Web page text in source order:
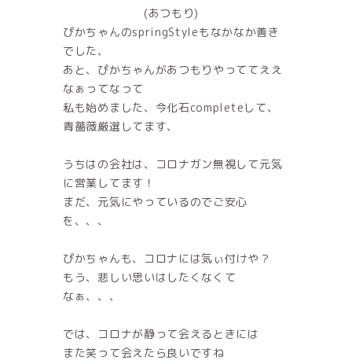
(あつもり)
ぴかちゃんのspringStyleもなかなか善き
でした、
あと、ぴかちゃんがあつもりやっててええ
なぁってなって
私も始めました、今化石completeして、
青薔薇厳選してます、
うちはの会社は、コロナガン無視して元気
に営業してます！
まだ、元気にやっているのでご安心
を、、、
ぴかちゃんも、コロナには気ぃ付けや？
もう、悲しい思いはしたくなくて
なぁ、、、
では、コロナが静って会えるときには
また笑って会えたら良いですね